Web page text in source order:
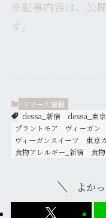
※記事内容は、公
す。
リリース情報
dessa_新宿
dessa_東京
プラントモア
ヴィーガン
ヴィーガンスイーツ
東京
食物アレルギー_新宿
食
よか